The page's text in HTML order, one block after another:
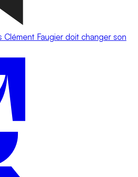
Clément Faugier doit changer son